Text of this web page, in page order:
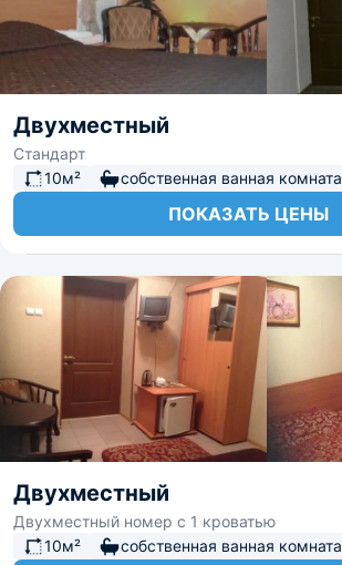
Двухместный
Стандарт
10м²
собственная ванная комната
ПОКАЗАТЬ ЦЕНЫ
Двухместный
Двухместный номер с 1 кроватью
10м²
собственная ванная комната